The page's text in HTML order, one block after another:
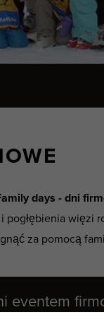
days - dni
pogłębienia więzi
za pomocą
eventem